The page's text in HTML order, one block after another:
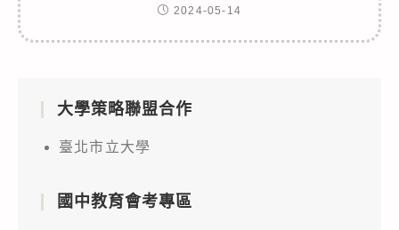
2024-05-14
大學策略聯盟合作
臺北市立大學
國中教育會考專區